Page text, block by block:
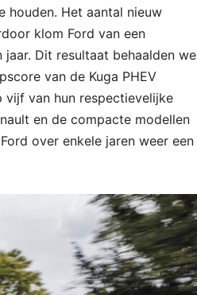
Het aantal nieuw
klom Ford van een
Dit resultaat behaalden we
van de Kuga PHEV
vijf van hun respectievelijke
en de compacte modellen
over enkele jaren weer een